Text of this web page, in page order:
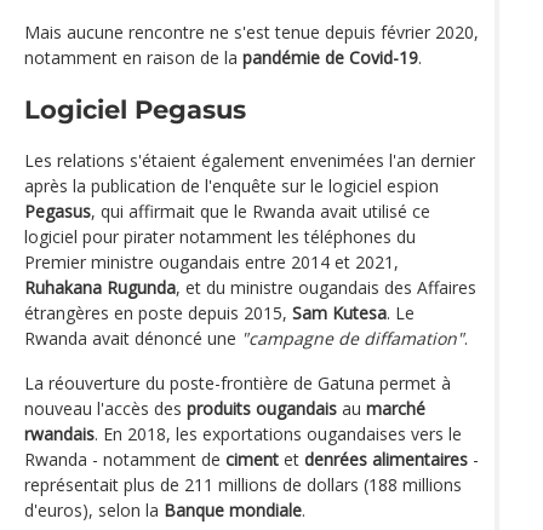
Mais aucune rencontre ne s'est tenue depuis février 2020,
notamment en raison de la pandémie de Covid-19.
Logiciel Pegasus
Les relations s'étaient également envenimées l'an dernier
après la publication de l'enquête sur le logiciel espion
Pegasus, qui affirmait que le Rwanda avait utilisé ce
logiciel pour pirater notamment les téléphones du
Premier ministre ougandais entre 2014 et 2021,
Ruhakana Rugunda, et du ministre ougandais des Affaires
étrangères en poste depuis 2015, Sam Kutesa. Le
Rwanda avait dénoncé une "campagne de diffamation".
La réouverture du poste-frontière de Gatuna permet à
nouveau l'accès des produits ougandais au marché
rwandais. En 2018, les exportations ougandaises vers le
Rwanda - notamment de ciment et denrées alimentaires -
représentait plus de 211 millions de dollars (188 millions
d'euros), selon la Banque mondiale.